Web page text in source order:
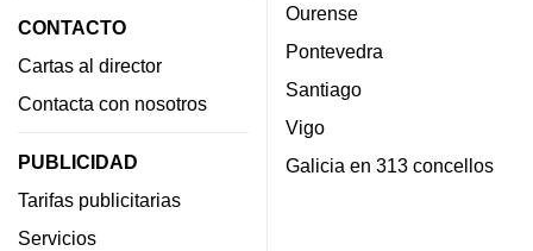
CONTACTO
Cartas al director
Contacta con nosotros
PUBLICIDAD
Tarifas publicitarias
Servicios
Ourense
Pontevedra
Santiago
Vigo
Galicia en 313 concellos